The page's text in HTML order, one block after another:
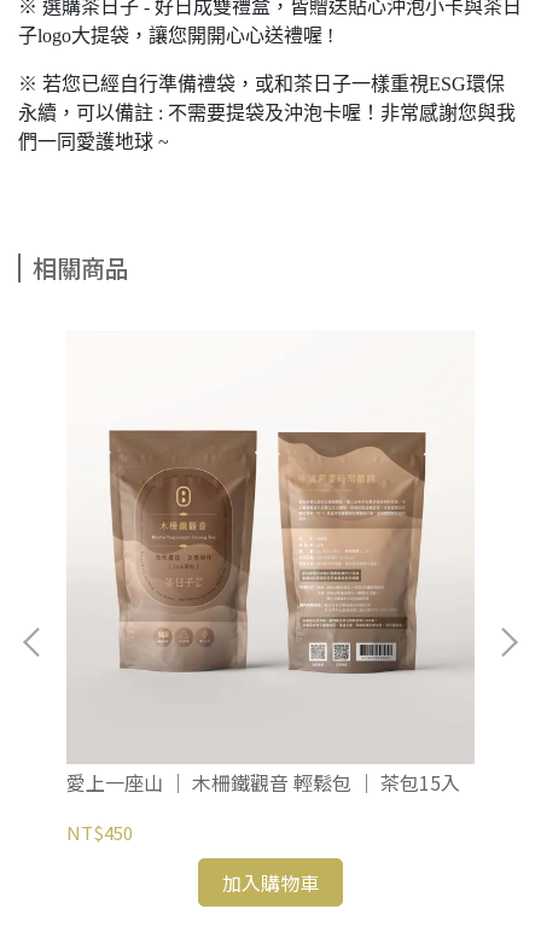
※ 選購茶日子 - 好日成雙禮盒，皆贈送貼心沖泡小卡與茶日
子logo大提袋，讓您開開心心送禮喔 !
※ 若您已經自行準備禮袋，或和茶日子一樣重視ESG環保
永續，可以備註 : 不需要提袋及沖泡卡喔！非常感謝您與我
們一同愛護地球 ~
相關商品
愛上一座山 ｜ 木柵鐵觀音 輕鬆包 ｜ 茶包15入
NT$450
加入購物車